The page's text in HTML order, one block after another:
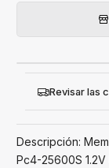
Revisar las
Descripción:
Pc4-25600S